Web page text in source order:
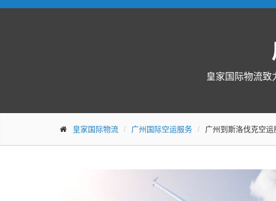
皇家国际物流致
皇家国际物流 广州国际空运服务 广州到斯洛伐克空运